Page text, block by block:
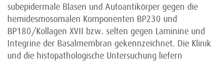
subepidermale Blasen und Autoantikörper gegen die
hemidesmosomalen Komponenten BP230 und
BP180/Kollagen XVII bzw. selten gegen Laminine und
Integrine der Basalmembran gekennzeichnet. Die Klinik
und die histopathologische Untersuchung liefern